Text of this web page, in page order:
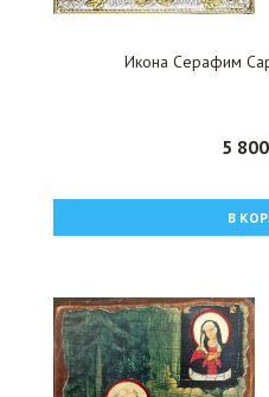
Икона Серафим
5
В